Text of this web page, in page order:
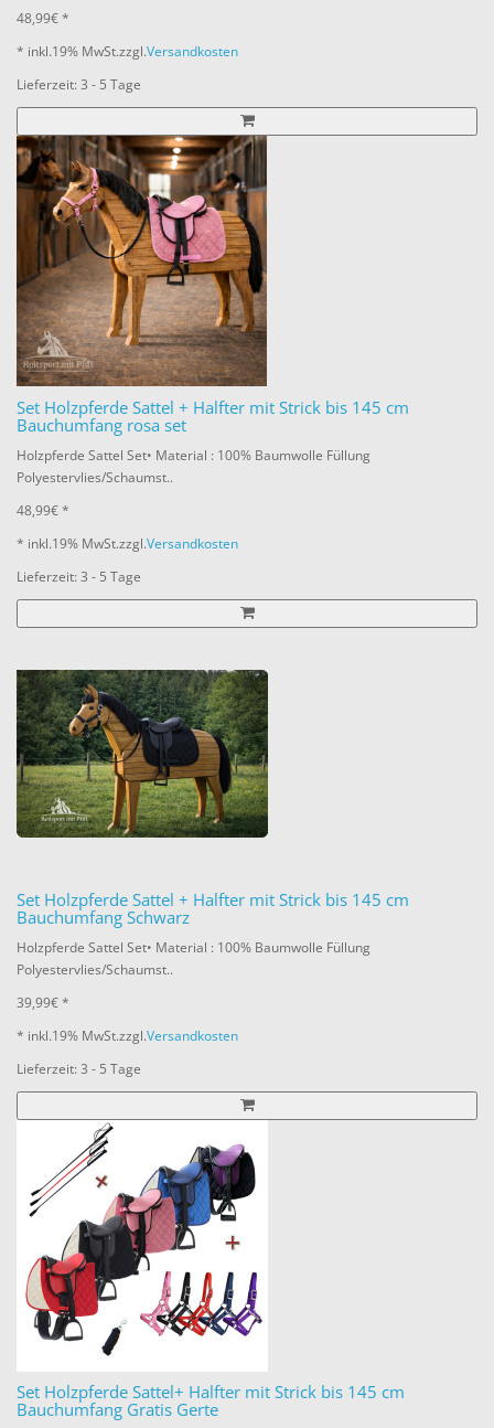
48,99€ *
* inkl.19% MwSt.zzgl.Versandkosten
Lieferzeit: 3 - 5 Tage
Set Holzpferde Sattel + Halfter mit Strick bis 145 cm
Bauchumfang rosa set
Holzpferde Sattel Set• Material : 100% Baumwolle Füllung
Polyestervlies/Schaumst..
48,99€ *
* inkl.19% MwSt.zzgl.Versandkosten
Lieferzeit: 3 - 5 Tage
Set Holzpferde Sattel + Halfter mit Strick bis 145 cm
Bauchumfang Schwarz
Holzpferde Sattel Set• Material : 100% Baumwolle Füllung
Polyestervlies/Schaumst..
39,99€ *
* inkl.19% MwSt.zzgl.Versandkosten
Lieferzeit: 3 - 5 Tage
Set Holzpferde Sattel+ Halfter mit Strick bis 145 cm
Bauchumfang Gratis Gerte